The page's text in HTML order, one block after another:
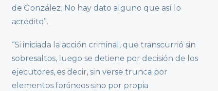
de González. No hay dato alguno que así lo
acredite”.
“Si iniciada la acción criminal, que transcurrió sin
sobresaltos, luego se detiene por decisión de los
ejecutores, es decir, sin verse trunca por
elementos foráneos sino por propia